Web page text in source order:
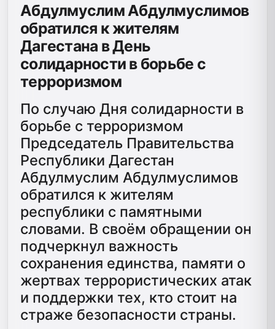
Абдулмуслим Абдулмуслимов
обратился к жителям
Дагестана в День
солидарности в борьбе с
терроризмом
По случаю Дня солидарности в
борьбе с терроризмом
Председатель Правительства
Республики Дагестан
Абдулмуслим Абдулмуслимов
обратился к жителям
республики с памятными
словами. В своём обращении он
подчеркнул важность
сохранения единства, памяти о
жертвах террористических атак
и поддержки тех, кто стоит на
страже безопасности страны.